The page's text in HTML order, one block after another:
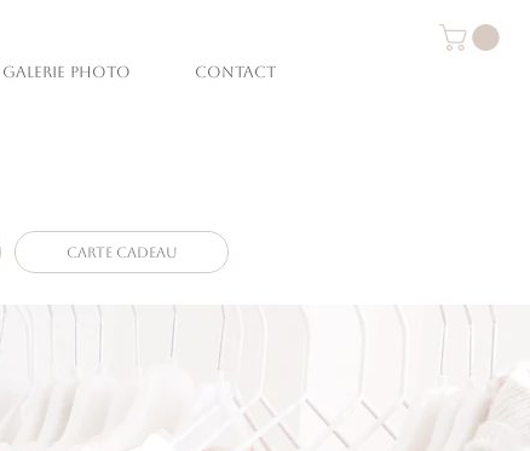
GALERIE PHOTO CONTACT
CARTE CADEAU